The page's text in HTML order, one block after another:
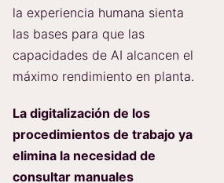
la experiencia humana sienta
las bases para que las
capacidades de AI alcancen el
máximo rendimiento en planta.
La digitalización de los
procedimientos de trabajo ya
elimina la necesidad de
consultar manuales